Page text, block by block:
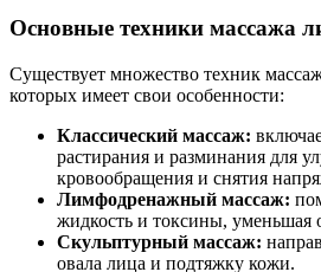
Основные техники массажа
Существует множество техник
которых имеет свои особенности:
Классический массаж:
растирания и разминания для
кровообращения и снятия
Лимфодренажный массаж:
жидкость и токсины, уменьшая
Скульптурный массаж:
овала лица и подтяжку кожи.